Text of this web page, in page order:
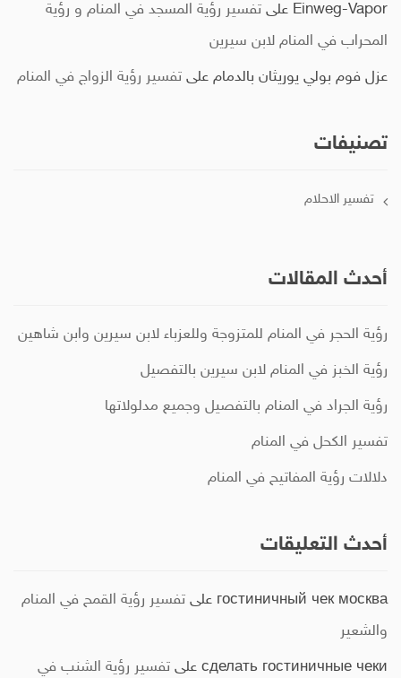
Einweg-Vapor على تفسير رؤية المسجد في المنام و رؤية
المحراب في المنام لابن سيرين
عزل فوم بولي يوريثان بالدمام على تفسير رؤية الزواج في المنام
تصنيفات
تفسير الاحلام
أحدث المقالات
رؤية الحجر في المنام للمتزوجة وللعزباء لابن سيرين وابن شاهين
رؤية الخبز في المنام لابن سيرين بالتفصيل
رؤية الجراد في المنام بالتفصيل وجميع مدلولاتها
تفسير الكحل في المنام
دلالات رؤية المفاتيح في المنام
أحدث التعليقات
гостиничный чек москва على تفسير رؤية القمح في المنام
والشعير
сделать гостиничные чеки على تفسير رؤية الشنب في